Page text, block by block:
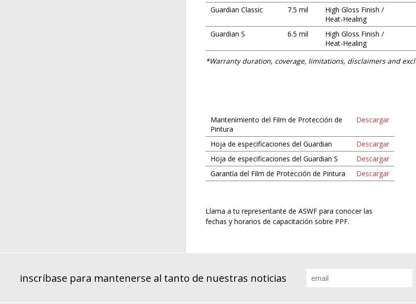
Guardian Classic 7.5 mil
High Gloss Finish /
Heat-Healing
Guardian S 6.5 mil
High Gloss Finish /
Heat-Healing
*Warranty duration, coverage, limitations, disclaimers and
Mantenimiento del Film de Protección de
Pintura
Descargar
Hoja de especificaciones del Guardian
Descargar
Hoja de especificaciones del Guardian S
Descargar
Garantía del Film de Protección de Pintura
Descargar
Llama a tu representante de ASWF para conocer las
fechas y horarios de capacitación sobre PPF.
inscríbase para mantenerse al tanto de nuestras noticias Email